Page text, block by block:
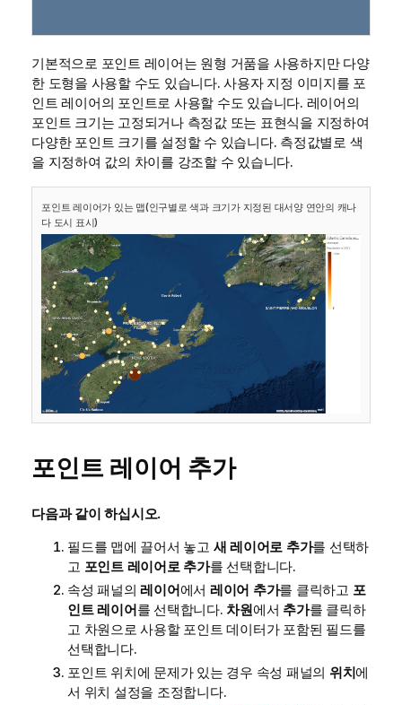
기본적으로 포인트 레이어는 원형 거품을 사용하지만 다양
한 도형을 사용할 수도 있습니다. 사용자 지정 이미지를 포
인트 레이어의 포인트로 사용할 수도 있습니다. 레이어의
포인트 크기는 고정되거나 측정값 또는 표현식을 지정하여
다양한 포인트 크기를 설정할 수 있습니다. 측정값별로 색
을 지정하여 값의 차이를 강조할 수 있습니다.
포인트 레이어가 있는 맵(인구별로 색과 크기가 지정된 대서양 연안의 캐나
다 도시 표시)
포인트 레이어 추가
다음과 같이 하십시오.
필드를 맵에 끌어서 놓고 새 레이어로 추가를 선택하
고 포인트 레이어로 추가를 선택합니다.
속성 패널의레이어에서 레이어 추가를 클릭하고 포
인트 레이어를 선택합니다. 차원에서 추가를 클릭하
고 차원으로 사용할 포인트 데이터가 포함된 필드를
선택합니다.
포인트 위치에 문제가 있는 경우 속성 패널의 위치에
서 위치 설정을 조정합니다.